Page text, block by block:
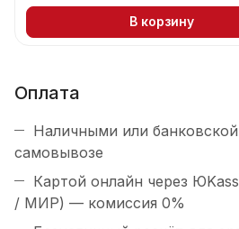
В корзину
Оплата
Наличными или
самовывозе
Картой онлайн через
/ МИР) — комиссия 0%